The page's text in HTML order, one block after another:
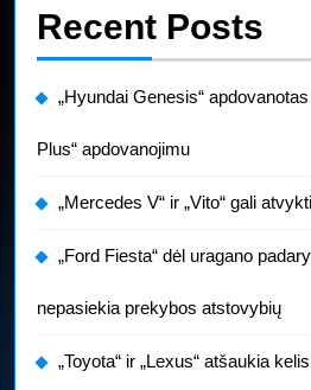
Recent Posts
„Hyundai Genesis“
Plus“ apdovanojimu
„Mercedes V“ ir „Vito“ gali
„Ford Fiesta“ dėl uragano
nepasiekia prekybos atstovybių
„Toyota“ ir „Lexus“ atšaukia